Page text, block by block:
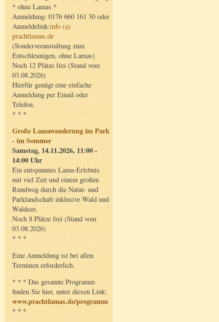
* ohne Lamas *
Anmeldung: 0176 660 161 30 oder
Anmeldelink:info (a)
prachtlamas.de
(Sonderveranstaltung zum
Entschleunigen, ohne Lamas)
Noch 12 Plätze frei (Stand vom
03.08.2026)
Hierfür genügt eine einfache
Anmeldung per Email oder
Telefon.
* * *
Große Lamawanderung im Park
- im Sommer
Samstag, 14.11.2026, 11:00 -
14:00 Uhr
Ein entspanntes Lama-Erlebnis
mit viel Zeit und einem großen
Rundweg durch die Natur- und
Parklandschaft inklusive Wald und
Waldsee.
Noch 8 Plätze frei (Stand vom
03.08.2026)
* * *
Eine Anmeldung ist bei allen
Terminen erforderlich.
* * * Das gesamte Programm
finden Sie hier, unter diesen Link:
www.prachtlamas.de/programm
* * *